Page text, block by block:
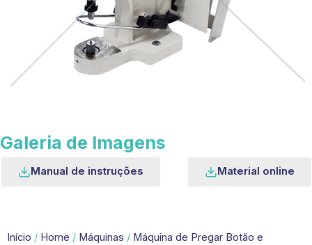
Galeria de Imagens
Manual de instruções Material online
Início / Home / Máquinas / Máquina de Pregar Botão e